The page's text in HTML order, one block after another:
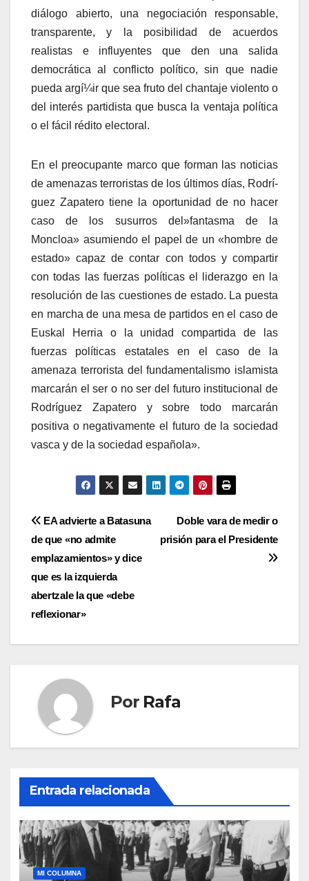
diálogo abierto, una negociación responsable,
transparente, y la posibilidad de acuerdos
realistas e influyentes que den una salida
democrática al conflicto polí­tico, sin que nadie
pueda argí¼ir que sea fruto del chantaje violento o
del interés partidista que busca la ventaja polí­tica
o el fácil rédito electoral.
En el preocupante marco que forman las noticias
de amenazas terroristas de los últimos dí­as, Rodrí­
guez Zapatero tiene la oportunidad de no hacer
caso de los susurros del»fantasma de la
Moncloa» asumiendo el papel de un «hombre de
estado» capaz de contar con todos y compartir
con todas las fuerzas polí­ticas el liderazgo en la
resolución de las cuestiones de estado. La puesta
en marcha de una mesa de partidos en el caso de
Euskal Herria o la unidad compartida de las
fuerzas polí­ticas estatales en el caso de la
amenaza terrorista del fundamentalismo islamista
marcarán el ser o no ser del futuro institucional de
Rodrí­guez Zapatero y sobre todo marcarán
positiva o negativamente el futuro de la sociedad
vasca y de la sociedad española».
Navegación
de
entradas
Doble vara de medir o
prisión para el Presidente
EA advierte a Batasuna
de que «no admite
emplazamientos» y dice
que es la izquierda
abertzale la que «debe
reflexionar»
Por Rafa
Entrada relacionada
MI COLUMNA